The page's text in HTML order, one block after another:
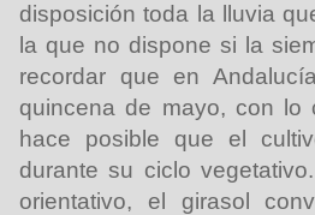
disposición toda la lluvia
la que no dispone si la
recordar que en
quincena de mayo, con lo
hace posible que el
durante su ciclo
orientativo, el girasol